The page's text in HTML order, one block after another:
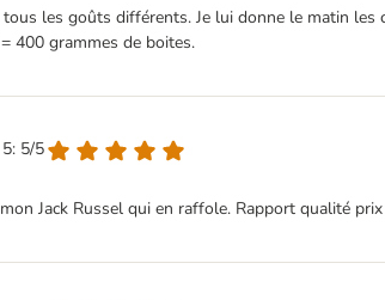
les goûts différents. Je lui donne le matin
400 grammes de boites.
5/5
Jack Russel qui en raffole. Rapport qualité